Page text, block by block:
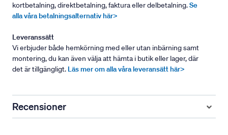
kortbetalning, direktbetalning, faktura eller delbetalning.Se
alla våra betalningsalternativ här>
Leveranssätt
Vi erbjuder både hemkörning med eller utan inbärning samt
montering, du kan även välja att hämta i butik eller lager, där
det är tillgängligt. Läs mer om alla våra leveransätt här>
Recensioner